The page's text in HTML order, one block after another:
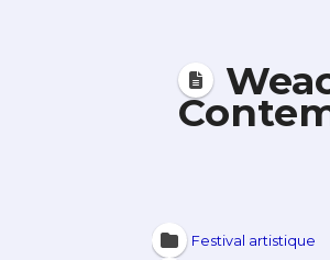
Festival artistique